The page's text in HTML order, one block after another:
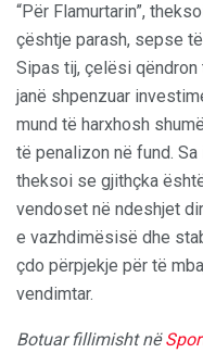
“Për Flamurtarin”,
çështje parash, sepse
Sipas tij, çelësi
janë shpenzuar
mund të harxhosh
të penalizon në fund.
theksoi se gjithçka
vendoset në ndeshjet
e vazhdimësisë dhe
çdo përpjekje për të
vendimtar.
Botuar fillimisht në